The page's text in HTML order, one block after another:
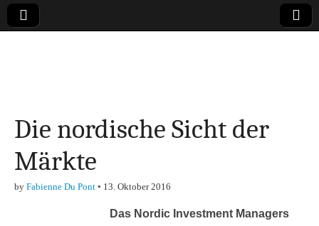
Finanzen,
Marketing-, Vertrieb-
& Investment-Tipps
Die nordische Sicht der
Märkte
by Fabienne Du Pont • 13. Oktober 2016
Das Nordic Investment Managers